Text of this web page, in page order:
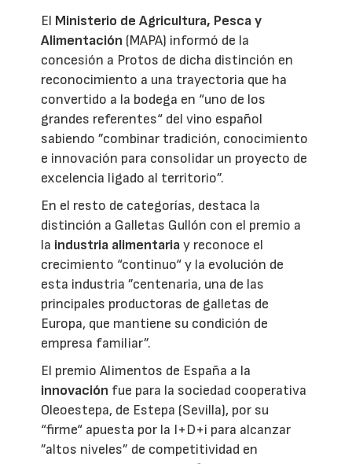
El Ministerio de Agricultura, Pesca y
Alimentación (MAPA) informó de la
concesión a Protos de dicha distinción en
reconocimiento a una trayectoria que ha
convertido a la bodega en “uno de los
grandes referentes“ del vino español
sabiendo ”combinar tradición, conocimiento
e innovación para consolidar un proyecto de
excelencia ligado al territorio”.
En el resto de categorías, destaca la
distinción a Galletas Gullón con el premio a
la industria alimentariay reconoce el
crecimiento “continuo“ y la evolución de
esta industria ”centenaria, una de las
principales productoras de galletas de
Europa, que mantiene su condición de
empresa familiar”.
El premio Alimentos de España a la
innovación fue para la sociedad cooperativa
Oleoestepa, de Estepa (Sevilla), por su
“firme“ apuesta por la I+D+i para alcanzar
”altos niveles” de competitividad en